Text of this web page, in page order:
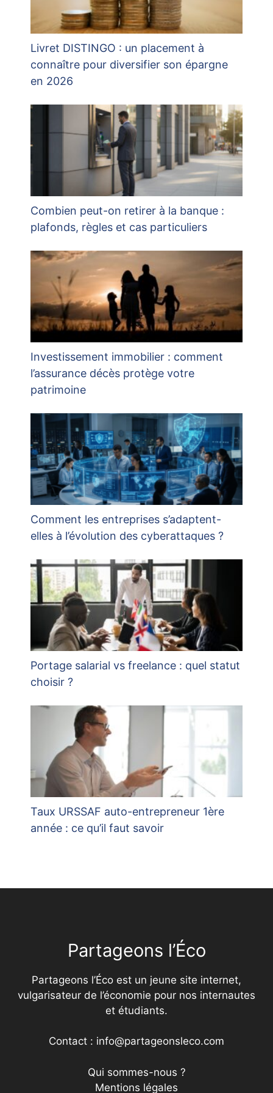
Livret DISTINGO : un placement à
connaître pour diversifier son épargne
en 2026
Combien peut-on retirer à la banque :
plafonds, règles et cas particuliers
Investissement immobilier : comment
l’assurance décès protège votre
patrimoine
Comment les entreprises s’adaptent-
elles à l’évolution des cyberattaques ?
Portage salarial vs freelance : quel statut
choisir ?
Taux URSSAF auto-entrepreneur 1ère
année : ce qu’il faut savoir
Partageons l’Éco
Partageons l’Éco est un jeune site internet,
vulgarisateur de l’économie pour nos internautes
et étudiants.
Contact : info@partageonsleco.com
Qui sommes-nous ?
Mentions légales